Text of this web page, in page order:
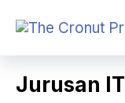
Jurusan IT